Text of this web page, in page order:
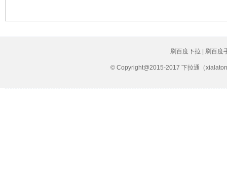
刷百度下拉 | 刷百度
© Copyright@2015-2017 下拉通（